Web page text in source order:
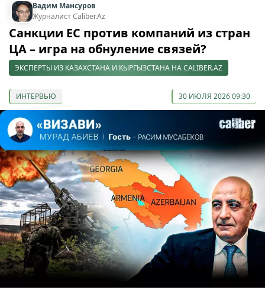
Вадим Мансуров
Журналист Caliber.Az
Санкции ЕС против компаний из стран
ЦА – игра на обнуление связей?
ЭКСПЕРТЫ ИЗ КАЗАХСТАНА И КЫРГЫЗСТАНА НА CALIBER.AZ
ИНТЕРВЬЮ 30 ИЮЛЯ 2026 09:30